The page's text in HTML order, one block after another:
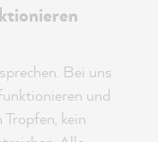
Bei uns
und
kein